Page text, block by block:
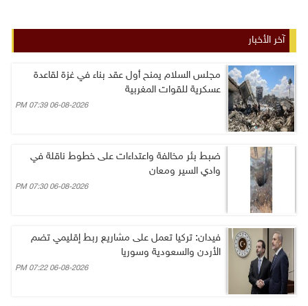
آخر الأخبار
مجلس السلام يمنح أول عقد بناء في غزة لقاعدة
عسكرية للقوات المغربية
06-08-2026 07:39 PM
ضبط بئر مخالفة واعتداءات على خطوط ناقلة في
وادي السير ومعان
06-08-2026 07:30 PM
فيدان: تركيا تعمل على مشاريع ربط إقليمي تضم
الأردن والسعودية وسوريا
06-08-2026 07:22 PM